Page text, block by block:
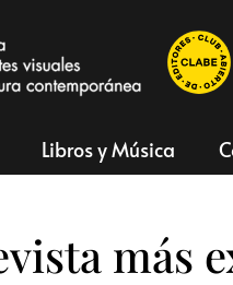
Libros y Música
más